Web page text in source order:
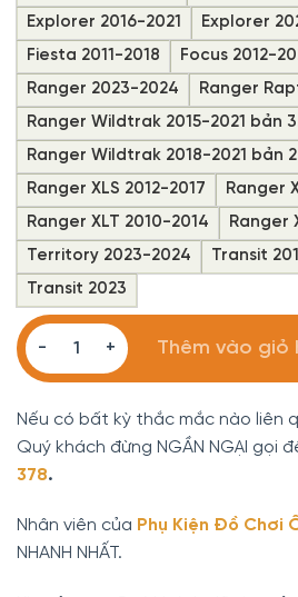
Explorer 2016-2021
Explorer
Fiesta 2011-2018
Focus 2012-
Ranger 2023-2024
Ranger
Ranger Wildtrak 2015-2021 bản
Ranger Wildtrak 2018-2021 bản
Ranger XLS 2012-2017
Ranger
Ranger XLT 2010-2014
Ranger
Territory 2023-2024
Transit
Transit 2023
Thảm Taplo Xe Ford Chính Hãng
Thêm vào giỏ
Nếu có bất kỳ thắc mắc nào liên
Quý khách đừng NGẦN NGẠI gọi
378.
Nhân viên của Phụ Kiện Đồ Chơi
NHANH NHẤT.